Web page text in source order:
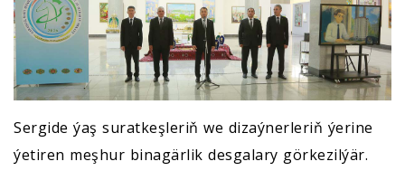
Sergide ýaş suratkeşleriň we dizaýnerleriň ýerine
ýetiren meşhur binagärlik desgalary görkezilýär.